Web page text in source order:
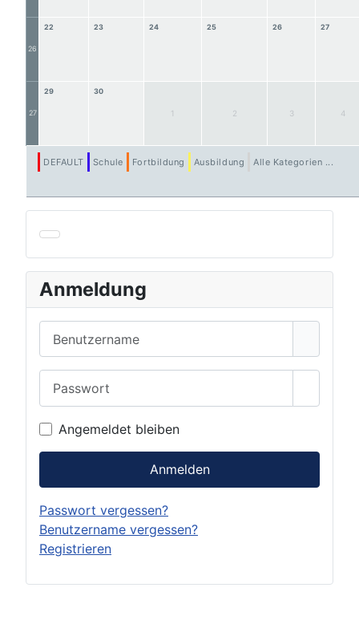
Anmeldung
Angemeldet bleiben
Anmelden
Passwort vergessen?
Benutzername vergessen?
Registrieren
26
22 23 24 25 26 27
27
29 30
1 2 3 4
DEFAULT Schule Fortbildung Ausbildung Alle Kategorien ...